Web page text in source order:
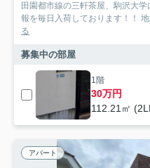
田園都市線の三軒茶屋、駒沢大
報を毎日入荷しております！！
る
募集中の部屋
1階
30万円
112.21㎡
アパート